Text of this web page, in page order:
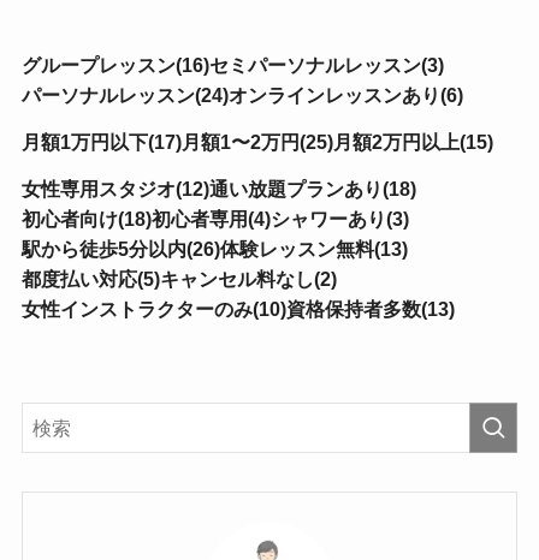
グループレッスン(16)セミパーソナルレッスン(3)
パーソナルレッスン(24)オンラインレッスンあり(6)
月額1万円以下(17)月額1〜2万円(25)月額2万円以上(15)
女性専用スタジオ(12)通い放題プランあり(18)
初心者向け(18)初心者専用(4)シャワーあり(3)
駅から徒歩5分以内(26)体験レッスン無料(13)
都度払い対応(5)キャンセル料なし(2)
女性インストラクターのみ(10)資格保持者多数(13)